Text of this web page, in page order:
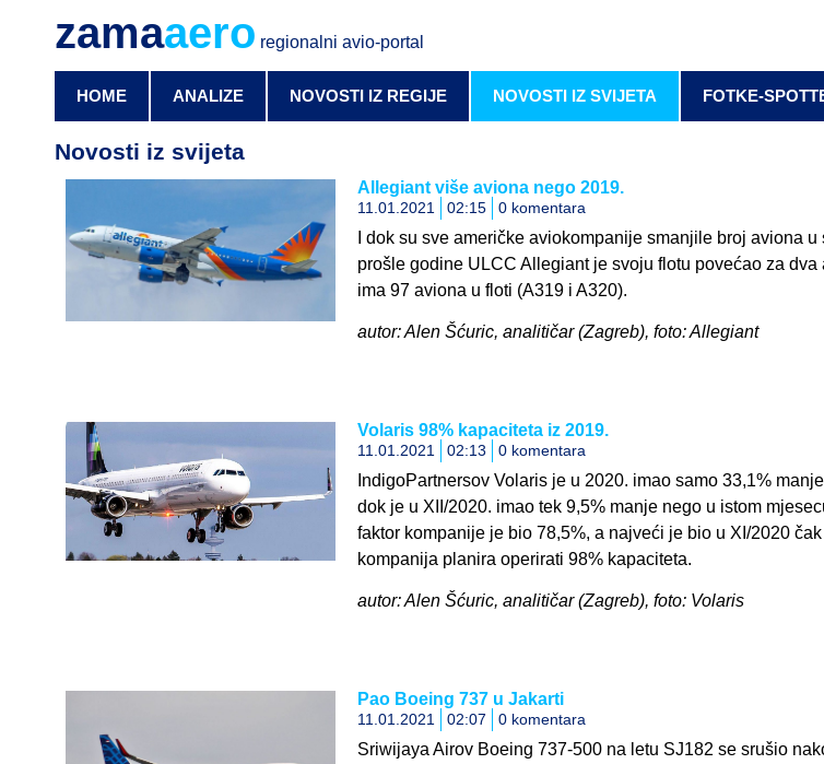
zamaaero regionalni avio-portal
HOME ANALIZE NOVOSTI IZ REGIJE NOVOSTI IZ SVIJETA FOTKE-
Novosti iz svijeta
Allegiant više aviona nego 2019.
11.01.2021 02:15 0 komentara
I dok su sve američke aviokompanije smanjile broj aviona
prošle godine ULCC Allegiant je svoju flotu povećao za
ima 97 aviona u floti (A319 i A320).
autor: Alen Šćuric, analitičar (Zagreb), foto: Allegiant
Volaris 98% kapaciteta iz 2019.
11.01.2021 02:13 0 komentara
IndigoPartnersov Volaris je u 2020. imao samo 33,1%
dok je u XII/2020. imao tek 9,5% manje nego u istom
faktor kompanije je bio 78,5%, a najveći je bio u XI/2020
kompanija planira operirati 98% kapaciteta.
autor: Alen Šćuric, analitičar (Zagreb), foto: Volaris
Pao Boeing 737 u Jakarti
11.01.2021 02:07 0 komentara
Sriwijaya Airov Boeing 737-500 na letu SJ182 se srušio